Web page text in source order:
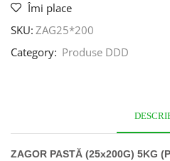
Îmi place
SKU: ZAG25*200
Category: Produse DDD
ZAGOR PASTĂ (25x200G) 5KG